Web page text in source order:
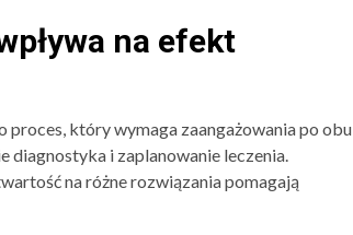
na efekt
który wymaga zaangażowania po obu
diagnostyka i zaplanowanie leczenia.
na różne rozwiązania pomagają